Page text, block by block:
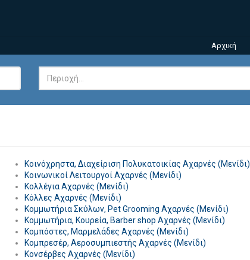
Αρχική
Κοινόχρηστα, Διαχείριση Πολυκατοικίας Αχαρνές (Μενίδι)
Κοινωνικοί Λειτουργοί Αχαρνές (Μενίδι)
Κολλέγια Αχαρνές (Μενίδι)
Κόλλες Αχαρνές (Μενίδι)
Κομμωτήρια Σκύλων, Pet Grooming Αχαρνές (Μενίδι)
Κομμωτήρια, Κουρεία, Barber shop Αχαρνές (Μενίδι)
Κομπόστες, Μαρμελάδες Αχαρνές (Μενίδι)
Κομπρεσέρ, Αεροσυμπιεστής Αχαρνές (Μενίδι)
Κονσέρβες Αχαρνές (Μενίδι)